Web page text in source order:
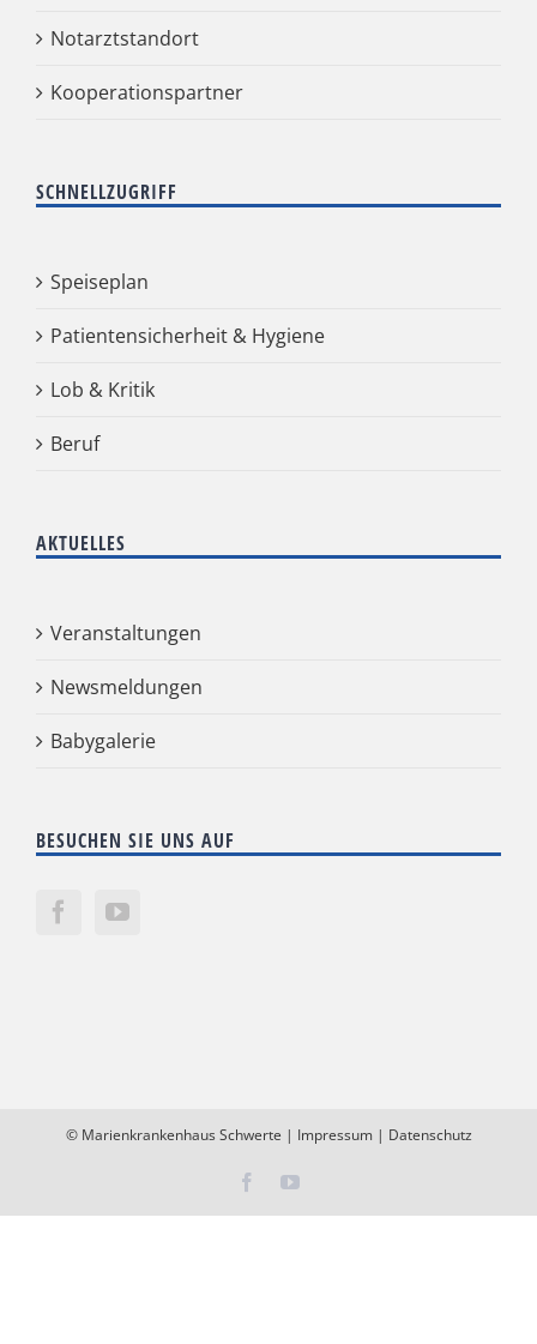
Notarztstandort
Kooperationspartner
SCHNELLZUGRIFF
Speiseplan
Patientensicherheit & Hygiene
Lob & Kritik
Beruf
AKTUELLES
Veranstaltungen
Newsmeldungen
Babygalerie
BESUCHEN SIE UNS AUF
© Marienkrankenhaus Schwerte | Impressum| Datenschutz
FacebookYouTube